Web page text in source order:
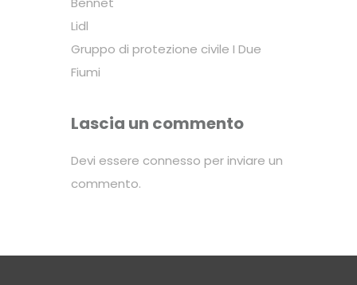
Lidl
Gruppo di protezione civile I Due
Fiumi
Lascia un commento
Devi essere connesso per inviare un
commento.